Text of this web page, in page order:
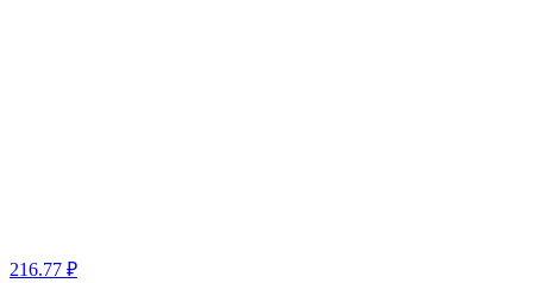
216.77 ₽